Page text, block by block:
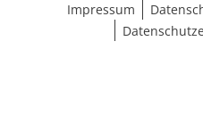
Impressum